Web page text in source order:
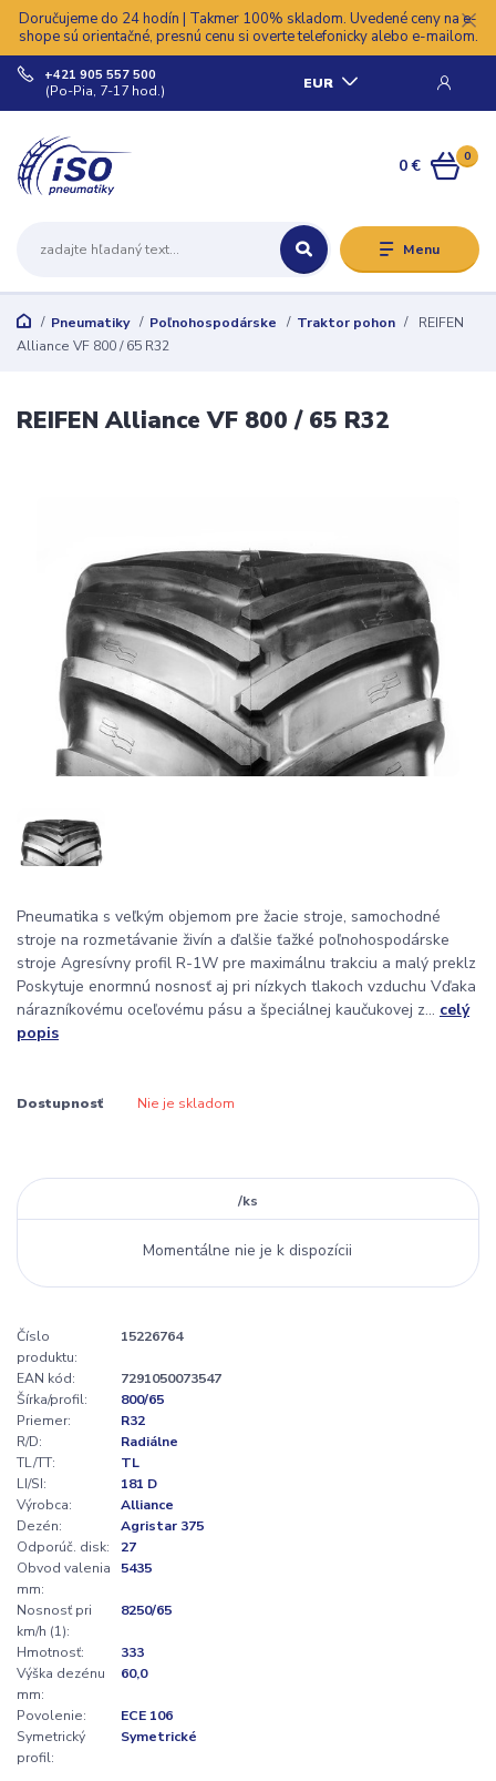
Doručujeme do 24 hodín | Takmer 100% skladom. Uvedené ceny na e-
shope sú orientačné, presnú cenu si overte telefonicky alebo e-mailom.
Menu
EUR
+421 905 557 500
(Po-Pia, 7-17 hod.)
0
0 €
Pneumatiky Poľnohospodárske Traktor pohon
REIFEN
Alliance VF 800 / 65 R32
REIFEN Alliance VF 800 / 65 R32
Pneumatika s veľkým objemom pre žacie stroje, samochodné
stroje na rozmetávanie živín a ďalšie ťažké poľnohospodárske
stroje Agresívny profil R-1W pre maximálnu trakciu a malý preklz
Poskytuje enormnú nosnosť aj pri nízkych tlakoch vzduchu Vďaka
nárazníkovému oceľovému pásu a špeciálnej kaučukovej z... celý
popis
Dostupnosť Nie je skladom
/ks
Momentálne nie je k dispozícii
Číslo
produktu:
15226764
EAN kód:
7291050073547
Šírka/profil:
800/65
Priemer:
R32
R/D:
Radiálne
TL/TT:
TL
LI/SI:
181 D
Výrobca:
Alliance
Dezén:
Agristar 375
Odporúč. disk:
27
Obvod valenia
mm:
5435
Nosnosť pri
km/h (1):
8250/65
Hmotnosť:
333
Výška dezénu
mm:
60,0
Povolenie:
ECE 106
Symetrický
profil:
Symetrické